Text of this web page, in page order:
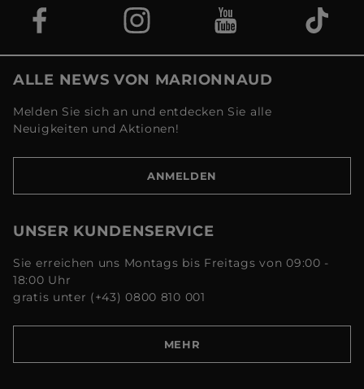
ALLE NEWS VON MARIONNAUD
Melden Sie sich an und entdecken Sie alle
Neuigkeiten und Aktionen!
ANMELDEN
UNSER KUNDENSERVICE
Sie erreichen uns Montags bis Freitags von 09:00 -
18:00 Uhr
gratis unter (+43) 0800 810 001
MEHR